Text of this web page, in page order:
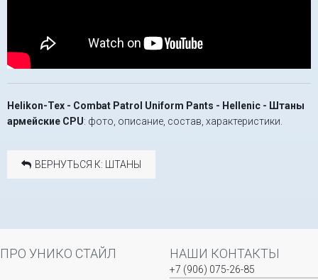
Helikon-Tex - Combat Patrol Uniform Pants - Hellenic - Штаны
армейские CPU: фото, описание, состав, характеристики.
ВЕРНУТЬСЯ К: ШТАНЫ
ПРО УНИКО СТАЙЛ НАШИ КОНТАКТЫ
+7 (906) 075-26-85